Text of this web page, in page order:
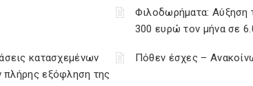
Φιλοδωρήματα: Αύξηση
300 ευρώ τον μήνα σε
κατασχεμένων
πλήρης εξόφληση της
Πόθεν έσχες –